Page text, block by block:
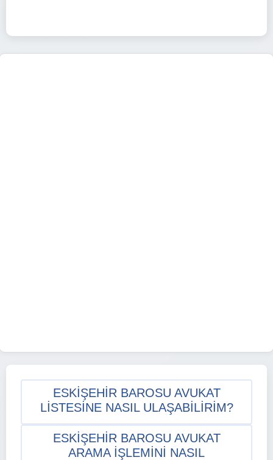
ESKIŞEHIR BAROSU AVUKAT
LISTESINE NASIL ULAŞABILIRIM?
ESKIŞEHIR BAROSU AVUKAT
ARAMA IŞLEMINI NASIL